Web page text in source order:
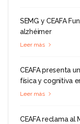
SEMG y CEAFA
alzhéimer
Leer más
CEAFA presenta
física y cognitiva
Leer más
CEAFA reclama al